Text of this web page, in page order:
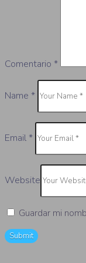
Comentario *
Name *
Email*
Website
Guardar mi